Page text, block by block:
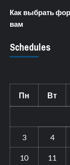
Как выбрать
вам
Schedules
Пн Вт
3 4
10 11